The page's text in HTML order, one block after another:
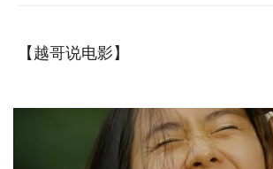
【越哥说电影】